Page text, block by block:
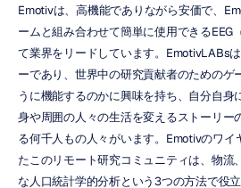
Emotivは、高機能でありながら安価で、
ームと組み合わせて簡単に使用できるEEG
て業界をリードしています。EmotivLABs
ーであり、世界中の研究貢献者のためのゲ
うに機能するのかに興味を持ち、自分自身
身や周囲の人々の生活を変えるストーリー
る何千人もの人々がいます。Emotivのワイ
たこのリモート研究コミュニティは、物流
な人口統計学的分析という3つの方法で役立